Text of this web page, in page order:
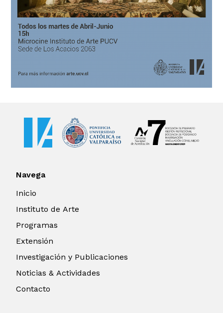
Navega
Inicio
Instituto de Arte
Programas
Extensión
Investigación y Publicaciones
Noticias & Actividades
Contacto